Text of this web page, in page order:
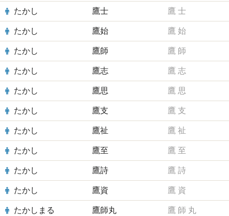
たかし 鷹士 鷹 士
たかし 鷹始 鷹 始
たかし 鷹師 鷹 師
たかし 鷹志 鷹 志
たかし 鷹思 鷹 思
たかし 鷹支 鷹 支
たかし 鷹祉 鷹 祉
たかし 鷹至 鷹 至
たかし 鷹詩 鷹 詩
たかし 鷹資 鷹 資
たかしまる 鷹師丸 鷹 師 丸